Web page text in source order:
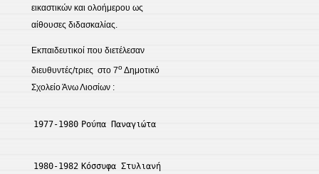
εικαστικών και ολοήμερου ως
αίθουσες διδασκαλίας.
Εκπαιδευτικοί που διετέλεσαν
διευθυντές/τριες στο 7οΔημοτικό
Σχολείο Άνω Λιοσίων :
1977-1980 Ρούπα Παναγιώτα
1980-1982 Κόσσυφα Στυλιανή